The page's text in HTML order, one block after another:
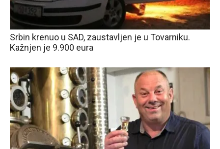
Srbin krenuo u SAD, zaustavljen je u Tovarniku.
Kažnjen je 9.900 eura